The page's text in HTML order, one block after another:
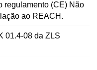
regulamento (CE) Não
ao REACH.
01.4-08 da ZLS